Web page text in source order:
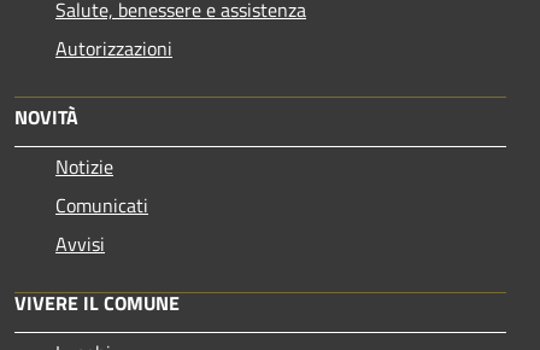
Salute, benessere e assistenza
Autorizzazioni
NOVITÀ
Notizie
Comunicati
Avvisi
VIVERE IL COMUNE